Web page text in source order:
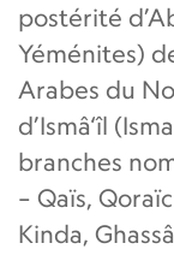
postérité
Yéménites)
Arabes du
d’Ismâ‘îl
branches
– Qaïs,
Kinda,